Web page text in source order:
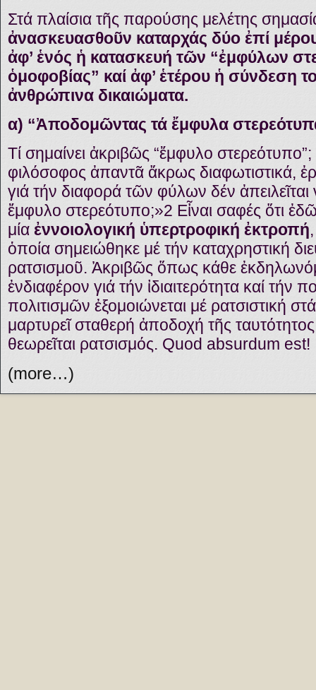
Στά πλαίσια τῆς παρούσης μελέτης
ἀνασκευασθοῦν καταρχάς δύο ἐπί
ἀφ’ ἑνός ἡ κατασκευή τῶν “ἐμφύλων
ὁμοφοβίας” καί ἀφ’ ἑτέρου ἡ σύνδεση
ἀνθρώπινα δικαιώματα.
α) “Ἀποδομῶντας τά ἔμφυλα
Τί σημαίνει ἀκριβῶς “ἔμφυλο
φιλόσοφος ἀπαντᾶ ἄκρως διαφωτιστικά,
γιά τήν διαφορά τῶν φύλων δέν
ἔμφυλο στερεότυπο;»2 Εἶναι σαφές ὅτι
μία ἐννοιολογική ὑπερτροφική ἐκτροπή
ὁποία σημειώθηκε μέ τήν καταχρηστική
ρατσισμοῦ. Ἀκριβῶς ὅπως κάθε
ἐνδιαφέρον γιά τήν ἰδιαιτερότητα καί τήν
πολιτισμῶν ἐξομοιώνεται μέ ρατσιστική
μαρτυρεῖ σταθερή ἀποδοχή τῆς
θεωρεῖται ρατσισμός. Quod absurdum est!
(more…)